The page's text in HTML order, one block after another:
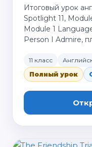
Итоговый урок
Spotlight 11,
Module 1
Person I Admire,
11 класс
Полный урок